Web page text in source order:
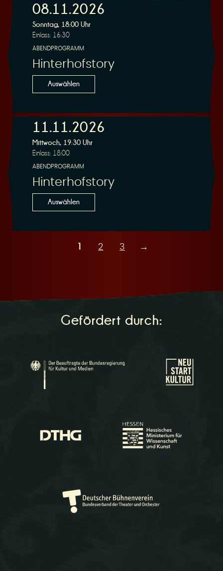
08.11.2026
Sonntag, 18:00 Uhr
Einlass: 16:30
ABENDPROGRAMM
Hinterhofstory
Auswählen
11.11.2026
Mittwoch, 19:30 Uhr
Einlass: 18:00
ABENDPROGRAMM
Hinterhofstory
Auswählen
2 3 →
Gefördert durch: